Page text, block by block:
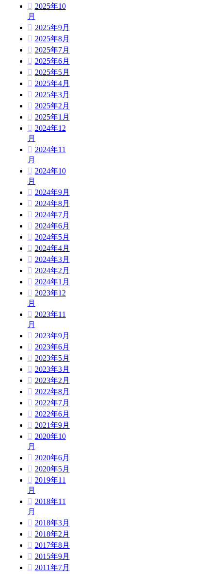
2025年10
月
2025年9月
2025年8月
2025年7月
2025年6月
2025年5月
2025年4月
2025年3月
2025年2月
2025年1月
2024年12
月
2024年11
月
2024年10
月
2024年9月
2024年8月
2024年7月
2024年6月
2024年5月
2024年4月
2024年3月
2024年2月
2024年1月
2023年12
月
2023年11
月
2023年9月
2023年6月
2023年5月
2023年3月
2023年2月
2022年8月
2022年7月
2022年6月
2021年9月
2020年10
月
2020年6月
2020年5月
2019年11
月
2018年11
月
2018年3月
2018年2月
2017年8月
2015年9月
2011年7月